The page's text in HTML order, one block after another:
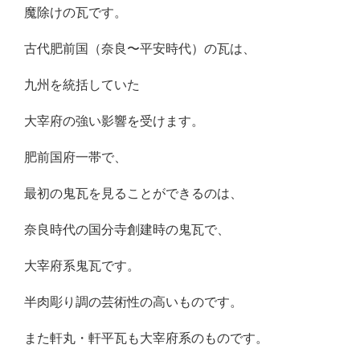
魔除けの瓦です。
古代肥前国（奈良〜平安時代）の瓦は、
九州を統括していた
大宰府の強い影響を受けます。
肥前国府一帯で、
最初の鬼瓦を見ることができるのは、
奈良時代の国分寺創建時の鬼瓦で、
大宰府系鬼瓦です。
半肉彫り調の芸術性の高いものです。
また軒丸・軒平瓦も大宰府系のものです。